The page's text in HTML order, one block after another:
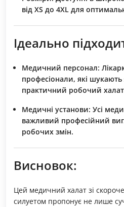
від XS до 4XL для
Ідеально
Медичний персонал:
професіонали, які шукають
практичний робочий
Медичні установи: Усі
важливий професійний
робочих змін.
Висновок:
Цей медичний халат зі
силуетом пропонує не лише